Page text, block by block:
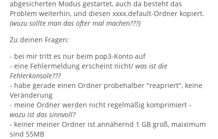
abgesicherten Modus gestartet, auch da besteht das
Problem weiterhin, und diesen xxxx.default-Ordner kopiert.
(wozu sollte man das öfter mal machen???)
Zu deinen Fragen:
- bei mir tritt es nur beim pop3-Konto auf
- eine Fehlermeldung erscheint nicht/ was ist die
Fehlerkonsole???
- habe gerade einen Ordner probehalber "reapriert", keine
Veränderung
- meine Ordner werden nicht regelmäßig komprimiert -
wozu ist das sinnvoll?
- keiner meiner Ordner ist annähernd 1 GB groß, maiximum
sind 55MB